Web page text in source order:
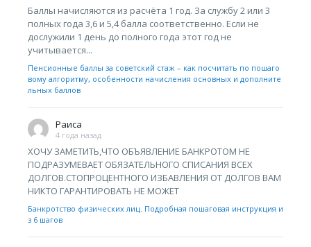
Баллы начисляются из расчёта 1 год. За службу 2 или 3
полных года 3,6 и 5,4 балла соответственно. Если не
дослужили 1 день до полного года этот год не
учитывается...
Пенсионные баллы за советский стаж – как посчитать по пошаго
вому алгоритму, особенности начисления основных и дополните
льных баллов
Раиса
4 года назад
ХОЧУ ЗАМЕТИТЬ,ЧТО ОБЪЯВЛЕНИЕ БАНКРОТОМ НЕ
ПОДРАЗУМЕВАЕТ ОБЯЗАТЕЛЬНОГО СПИСАНИЯ ВСЕХ
ДОЛГОВ.СТОПРОЦЕНТНОГО ИЗБАВЛЕНИЯ ОТ ДОЛГОВ ВАМ
НИКТО ГАРАНТИРОВАТЬ НЕ МОЖЕТ
Банкротство физических лиц. Подробная пошаговая инструкция и
з 6 шагов